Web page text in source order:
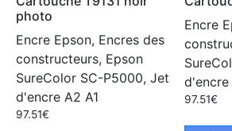
photo
Encre Epson, Encres des
constructeurs, Epson
SureColor SC-P5000, Jet
d'encre A2 A1
97.51€
Encre
d'encre
97.51€